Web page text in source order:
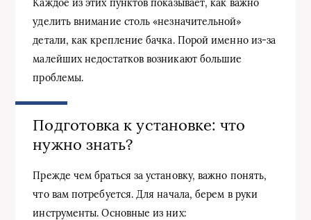
Каждое из этих пунктов показывает, как важно
уделить внимание столь «незначительной»
детали, как крепление бачка. Порой именно из-за
малейших недостатков возникают большие
проблемы.
Подготовка к установке: что
нужно знать?
Прежде чем браться за установку, важно понять,
что вам потребуется. Для начала, берем в руки
инструменты. Основные из них: